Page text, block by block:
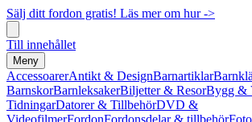
Sälj ditt fordon gratis! Läs mer om hur ->
Till innehållet
Meny
AccessoarerAntikt & DesignBarnartiklar
BarnskorBarnleksakerBiljetter & ResorBygg &
TidningarDatorer & TillbehörDVD &
VideofilmerFordonFordonsdelar & tillbehör